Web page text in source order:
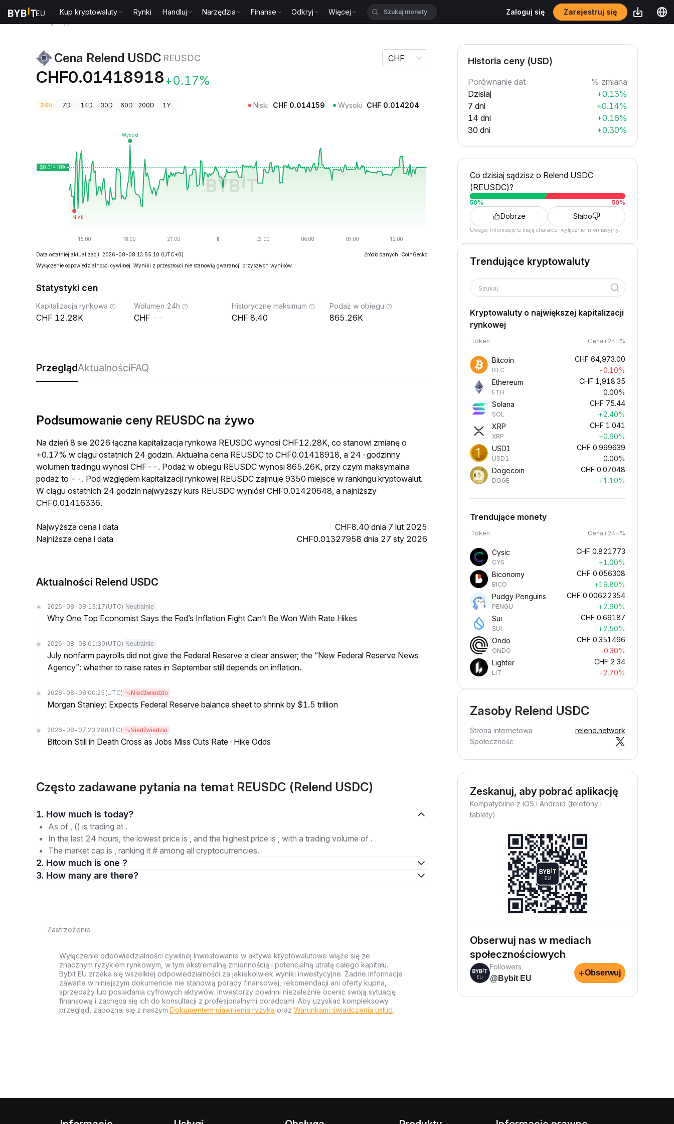
Kup kryptowaluty Rynki Handluj Narzędzia Finanse Odkryj Więcej Zaloguj się Zarejestruj się
Cena Relend USDC REUSDC
CHF0.01418918+0.17%
CHF
24H 7D 14D 30D 60D 200D 1Y Niski CHF 0.014159 Wysoki CHF 0.014204
Data ostatniej aktualizacji: 2026-08-08 13:55:10 (UTC+0)
Źródło danych: CoinGecko
Wyłączenie odpowiedzialności cywilnej: Wyniki z przeszłości nie stanowią gwarancji przyszłych wyników.
Statystyki cen
Kapitalizacja rynkowa
12.28K
Wolumen 24h
--
Historyczne maksimum
8.40
Podaż w obiegu
865.26K
PrzeglądAktualnościFAQ
Podsumowanie ceny REUSDC na żywo
Na dzień 8 sie 2026 łączna kapitalizacja rynkowa REUSDC wynosi CHF12.28K, co stanowi zmianę o
+0.17% w ciągu ostatnich 24 godzin. Aktualna cena REUSDC to CHF0.01418918, a 24-godzinny
wolumen tradingu wynosi CHF--. Podaż w obiegu REUSDC wynosi 865.26K, przy czym maksymalna
podaż to --. Pod względem kapitalizacji rynkowej REUSDC zajmuje 9350 miejsce w rankingu kryptowalut.
W ciągu ostatnich 24 godzin najwyższy kurs REUSDC wyniósł CHF0.01420648, a najniższy
CHF0.01416336.
Najwyższa cena i data
CHF8.40 dnia 7 lut 2025
Najniższa cena i data
CHF0.01327958 dnia 27 sty 2026
Aktualności Relend USDC
2026-08-08 13:17 (UTC) Neutralnie
Why One Top Economist Says the Fed’s Inflation Fight Can’t Be Won With Rate Hikes
2026-08-08 01:39 (UTC) Neutralnie
July nonfarm payrolls did not give the Federal Reserve a clear answer; the “New Federal Reserve News
Agency”: whether to raise rates in September still depends on inflation.
2026-08-08 00:25 (UTC) Niedźwiedzio
Morgan Stanley: Expects Federal Reserve balance sheet to shrink by $1.5 trillion
2026-08-07 23:28 (UTC) Niedźwiedzio
Bitcoin Still in Death Cross as Jobs Miss Cuts Rate-Hike Odds
Często zadawane pytania na temat REUSDC (Relend USDC)
1. How much is today?
As of , () is trading at .
In the last 24 hours, the lowest price is , and the highest price is , with a trading volume of .
The market cap is , ranking it # among all cryptocurrencies.
2. How much is one ?
3. How many are there?
Zastrzeżenie
Wyłączenie odpowiedzialności cywilnej Inwestowanie w aktywa kryptowalutowe wiąże się ze
znacznym ryzykiem rynkowym, w tym ekstremalną zmiennością i potencjalną utratą całego kapitału.
Bybit EU zrzeka się wszelkiej odpowiedzialności za jakiekolwiek wyniki inwestycyjne. Żadne informacje
zawarte w niniejszym dokumencie nie stanowią porady finansowej, rekomendacji ani oferty kupna,
sprzedaży lub posiadania cyfrowych aktywów. Inwestorzy powinni niezależnie ocenić swoją sytuację
finansową i zachęca się ich do konsultacji z profesjonalnymi doradcami. Aby uzyskać kompleksowy
przegląd, zapoznaj się z naszym Dokumentem ujawnienia ryzyka oraz Warunkami świadczenia usług.
Historia ceny (USD)
Porównanie dat
% zmiana
Dzisiaj
+0.13%
7 dni
+0.14%
14 dni
+0.16%
30 dni
+0.30%
Co dzisiaj sądzisz o Relend USDC
(REUSDC)?
50% 50%
Dobrze Słabo
Uwaga: Informacje te mają charakter wyłącznie informacyjny.
Trendujące kryptowaluty
Szukaj
Kryptowaluty o największej kapitalizacji
rynkowej
Token Cena i 24H%
Bitcoin
BTC
CHF 64,973.00
-0.10%
Ethereum
ETH
CHF 1,918.35
0.00%
Solana
SOL
CHF 75.44
+2.40%
XRP
XRP
CHF 1.041
+0.60%
USD1
USD1
CHF 0.999639
0.00%
Dogecoin
DOGE
CHF 0.07048
+1.10%
Trendujące monety
Token Cena i 24H%
Cysic
CYS
CHF 0.821773
+1.00%
Biconomy
BICO
CHF 0.056308
+19.80%
Pudgy Penguins
PENGU
CHF 0.00622354
+2.90%
Sui
SUI
CHF 0.69187
+2.50%
Ondo
ONDO
CHF 0.351496
-0.30%
Lighter
LIT
CHF 2.34
-2.70%
Zasoby Relend USDC
Strona internetowa
relend.network
Społeczność
Zeskanuj, aby pobrać aplikację
Kompatybilne z iOS i Android (telefony i
tablety)
Obserwuj nas w mediach
społecznościowych
Followers
@Bybit EU
+Obserwuj